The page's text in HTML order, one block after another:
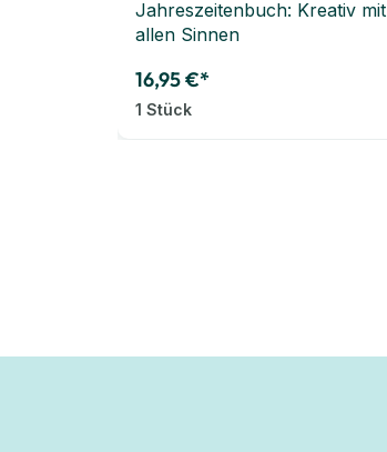
Jahreszeitenbuch: Kreativ mit
allen Sinnen
16,95 €*
1 Stück